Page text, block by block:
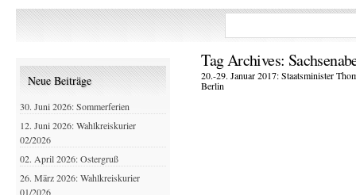
Tag Archives:
20.-29. Januar 2017: Staatsminister
Berlin
Neue Beiträge
30. Juni 2026: Sommerferien
12. Juni 2026: Wahlkreiskurier
02/2026
02. April 2026: Ostergruß
26. März 2026: Wahlkreiskurier
01/2026